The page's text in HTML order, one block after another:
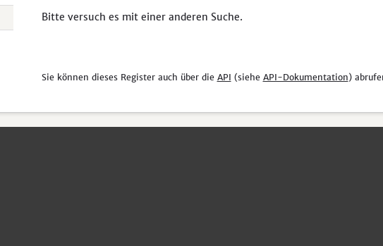
Bitte versuch es mit einer anderen Suche.
Sie können dieses Register auch über die API (siehe API-Dokumentation)